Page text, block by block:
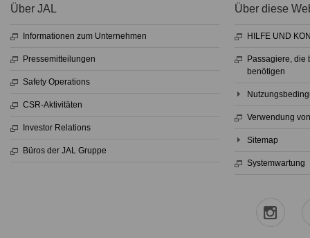
Über JAL
Informationen zum Unternehmen
Pressemitteilungen
Safety Operations
CSR-Aktivitäten
Investor Relations
Büros der JAL Gruppe
Über diese
HILFE UND
Passagiere, die
benötigen
Verwendung
Sitemap
Systemwartung